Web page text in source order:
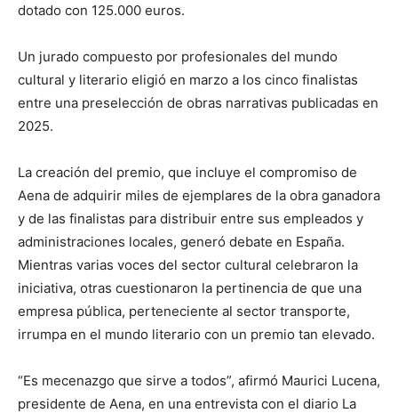
dotado con 125.000 euros.
Un jurado compuesto por profesionales del mundo
cultural y literario eligió en marzo a los cinco finalistas
entre una preselección de obras narrativas publicadas en
2025.
La creación del premio, que incluye el compromiso de
Aena de adquirir miles de ejemplares de la obra ganadora
y de las finalistas para distribuir entre sus empleados y
administraciones locales, generó debate en España.
Mientras varias voces del sector cultural celebraron la
iniciativa, otras cuestionaron la pertinencia de que una
empresa pública, perteneciente al sector transporte,
irrumpa en el mundo literario con un premio tan elevado.
“Es mecenazgo que sirve a todos”, afirmó Maurici Lucena,
presidente de Aena, en una entrevista con el diario La